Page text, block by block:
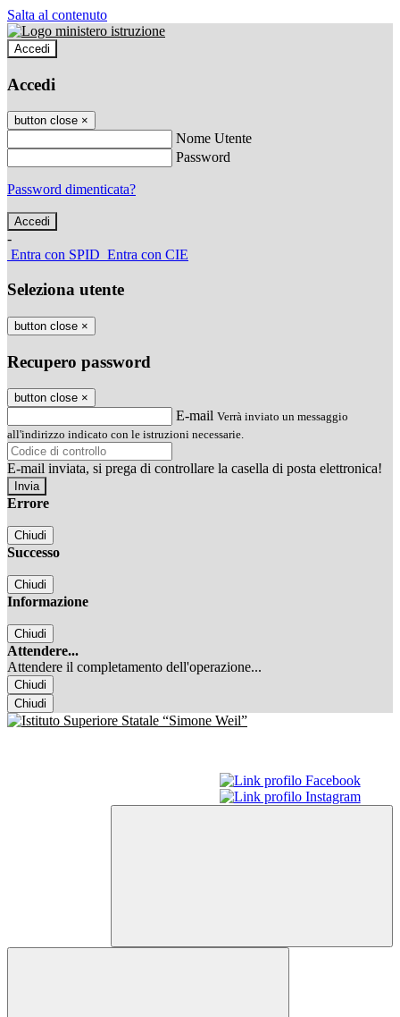
Salta al contenuto
Accedi
Accedi
button close ×
Nome Utente
Password
Password dimenticata?
-
Entra con SPID Entra con CIE
Seleziona utente
button close ×
Recupero password
button close ×
E-mail Verrà inviato un messaggio
all'indirizzo indicato con le istruzioni necessarie.
E-mail inviata, si prega di controllare la casella di posta elettronica!
Errore
Chiudi
Successo
Chiudi
Informazione
Chiudi
Attendere...
Attendere il completamento dell'operazione...
Chiudi
Chiudi